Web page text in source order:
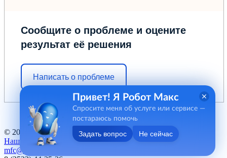
Сообщите о проблеме и оцените
результат её решения
Написать о проблеме
© 2012 - 2026 ГБУ "МФЦ" Курганской области
Наш баннер
mfc@kurganobl.ru
Привет! Я Робот Макс
Спросите меня об услуге или сервисе —
постараюсь помочь
Задать вопрос Не сейчас